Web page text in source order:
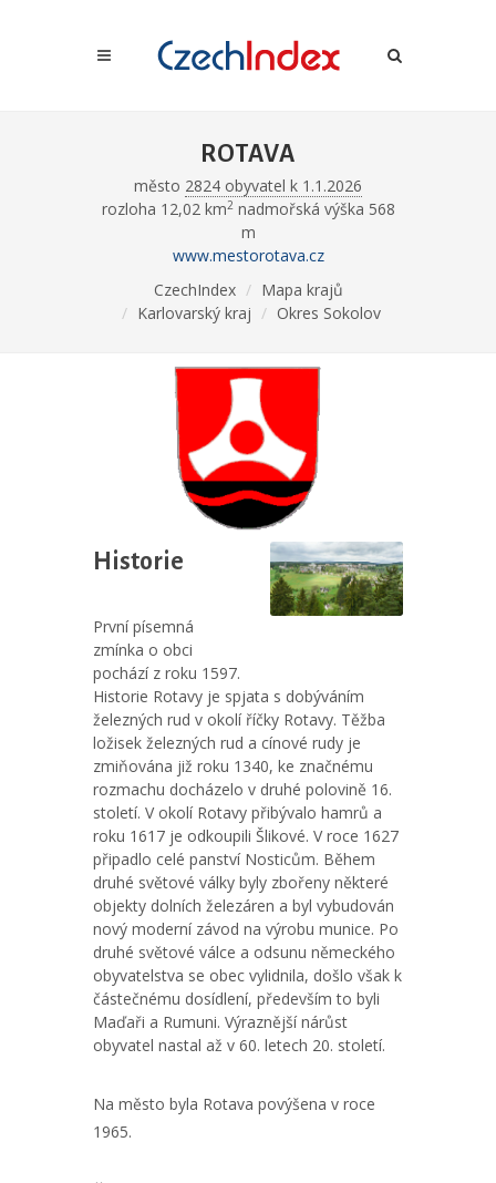
ROTAVA
město 2824 obyvatel k 1.1.2026
rozloha 12,02 km2nadmořská výška 568
m
www.mestorotava.cz
CzechIndex
Mapa krajů
Karlovarský kraj
Okres Sokolov
Historie
První písemná
zmínka o obci
pochází z roku 1597.
Historie Rotavy je spjata s dobýváním
železných rud v okolí říčky Rotavy. Těžba
ložisek železných rud a cínové rudy je
zmiňována již roku 1340, ke značnému
rozmachu docházelo v druhé polovině 16.
století. V okolí Rotavy přibývalo hamrů a
roku 1617 je odkoupili Šlikové. V roce 1627
připadlo celé panství Nosticům. Během
druhé světové války byly zbořeny některé
objekty dolních železáren a byl vybudován
nový moderní závod na výrobu munice. Po
druhé světové válce a odsunu německého
obyvatelstva se obec vylidnila, došlo však k
částečnému dosídlení, především to byli
Maďaři a Rumuni. Výraznější nárůst
obyvatel nastal až v 60. letech 20. století.
Na město byla Rotava povýšena v roce
1965.